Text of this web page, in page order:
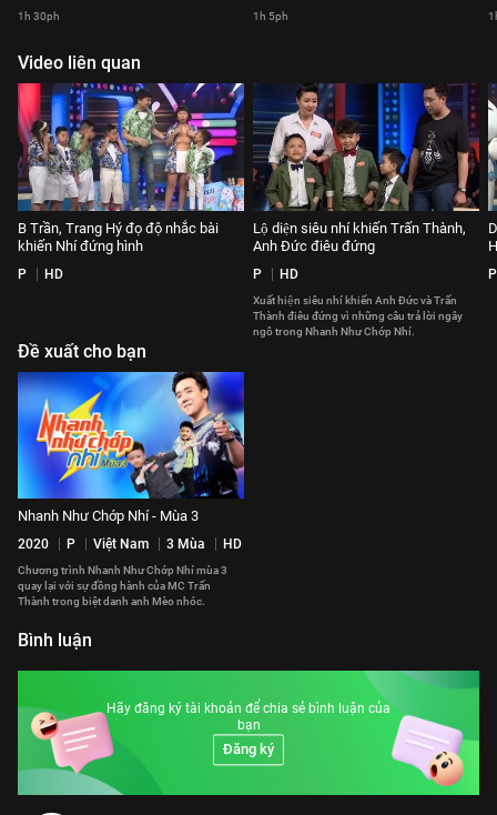
1h 30ph 1h 5ph
Video liên quan
B Trần, Trang Hý đọ độ nhắc bài
khiến Nhí đứng hình
P HD
Lộ diện siêu nhí khiến Trấn Thành,
Anh Đức điêu đứng
P HD
Xuất hiện siêu nhí khiến Anh Đức và Trấn
Thành điêu đứng vì những câu trả lời ngây
ngô trong Nhanh Như Chớp Nhí.
P
Đề xuất cho bạn
Nhanh Như Chớp Nhí - Mùa 3
2020 P Việt Nam 3 Mùa HD
Chương trình Nhanh Như Chớp Nhí mùa 3
quay lại với sự đồng hành của MC Trấn
Thành trong biệt danh anh Mèo nhóc.
Bình luận
Hãy đăng ký tài khoản để chia sẻ bình luận của
bạn
Đăng ký